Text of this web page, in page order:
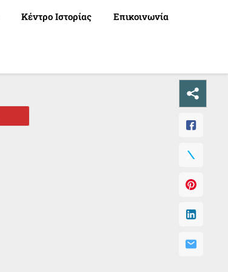
Κέντρο Ιστορίας Επικοινωνία